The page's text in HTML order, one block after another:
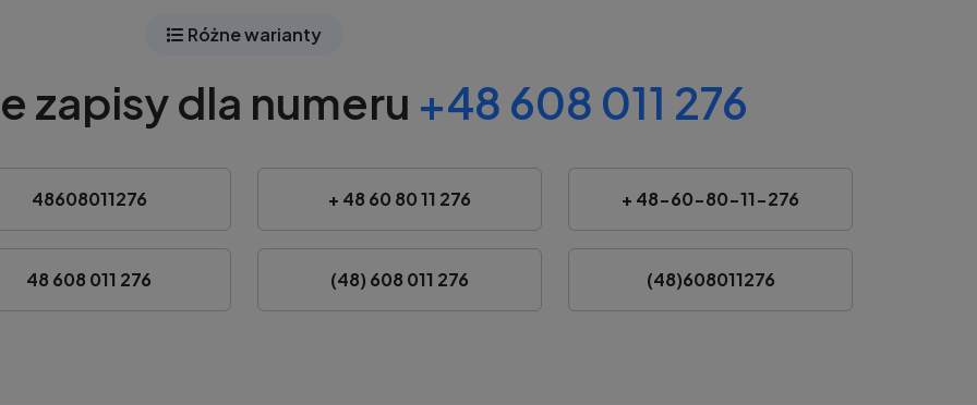
Różne warianty
zapisy dla numeru +48 608 011 276
48608011276 + 48 60 80 11 276 + 48-60-80-11-276
48 608 011 276 (48) 608 011 276 (48)608011276